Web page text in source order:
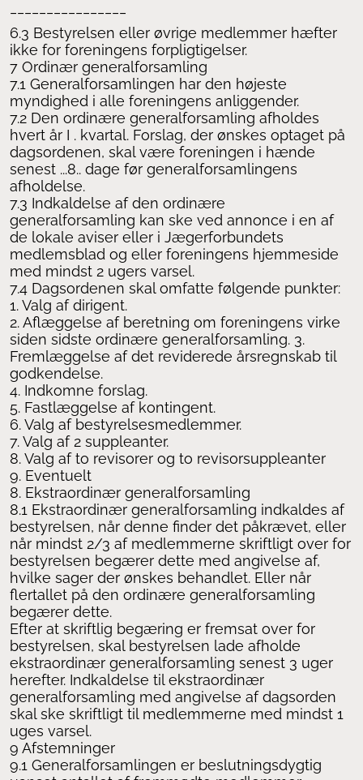
6.3 Bestyrelsen eller øvrige medlemmer hæfter
ikke for foreningens forpligtigelser.
7 Ordinær generalforsamling
7.1 Generalforsamlingen har den højeste
myndighed i alle foreningens anliggender.
7.2 Den ordinære generalforsamling afholdes
hvert år I . kvartal. Forslag, der ønskes optaget på
dagsordenen, skal være foreningen i hænde
senest ...8.. dage før generalforsamlingens
afholdelse.
7.3 Indkaldelse af den ordinære
generalforsamling kan ske ved annonce i en af
de lokale aviser eller i Jægerforbundets
medlemsblad og eller foreningens hjemmeside
med mindst 2 ugers varsel.
7.4 Dagsordenen skal omfatte følgende punkter:
1. Valg af dirigent.
2. Aflæggelse af beretning om foreningens virke
siden sidste ordinære generalforsamling. 3.
Fremlæggelse af det reviderede årsregnskab til
godkendelse.
4. Indkomne forslag.
5. Fastlæggelse af kontingent.
6. Valg af bestyrelsesmedlemmer.
7. Valg af 2 suppleanter.
8. Valg af to revisorer og to revisorsuppleanter
9. Eventuelt
8. Ekstraordinær generalforsamling
8.1 Ekstraordinær generalforsamling indkaldes af
bestyrelsen, når denne finder det påkrævet, eller
når mindst 2/3 af medlemmerne skriftligt over for
bestyrelsen begærer dette med angivelse af,
hvilke sager der ønskes behandlet. Eller når
flertallet på den ordinære generalforsamling
begærer dette.
Efter at skriftlig begæring er fremsat over for
bestyrelsen, skal bestyrelsen lade afholde
ekstraordinær generalforsamling senest 3 uger
herefter. Indkaldelse til ekstraordinær
generalforsamling med angivelse af dagsorden
skal ske skriftligt til medlemmerne med mindst 1
uges varsel.
9 Afstemninger
9.1 Generalforsamlingen er beslutningsdygtig